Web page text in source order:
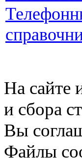
На сайте
и сбора
Вы
Файлы